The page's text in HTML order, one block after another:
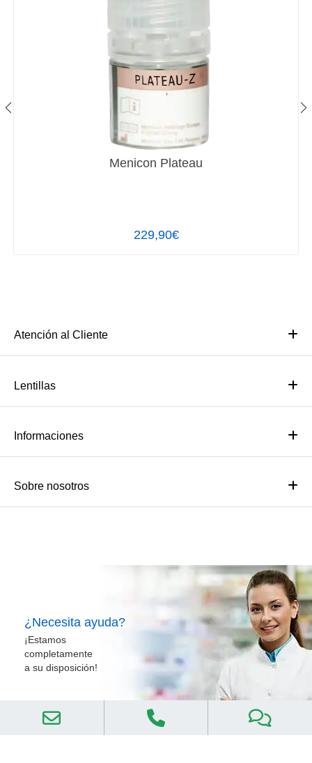
Menicon Plateau
229,90€
Atención al Cliente
Lentillas
Informaciones
Sobre nosotros
¿Necesita ayuda?
¡Estamos
completamente
a su disposición!